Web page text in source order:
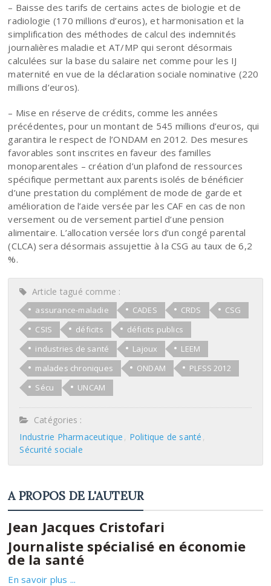
– Baisse des tarifs de certains actes de biologie et de
radiologie (170 millions d’euros), et harmonisation et la
simplification des méthodes de calcul des indemnités
journalières maladie et AT/MP qui seront désormais
calculées sur la base du salaire net comme pour les IJ
maternité en vue de la déclaration sociale nominative (220
millions d’euros).
– Mise en réserve de crédits, comme les années
précédentes, pour un montant de 545 millions d’euros, qui
garantira le respect de l’ONDAM en 2012. Des mesures
favorables sont inscrites en faveur des familles
monoparentales – création d’un plafond de ressources
spécifique permettant aux parents isolés de bénéficier
d’une prestation du complément de mode de garde et
amélioration de l’aide versée par les CAF en cas de non
versement ou de versement partiel d’une pension
alimentaire. L’allocation versée lors d’un congé parental
(CLCA) sera désormais assujettie à la CSG au taux de 6,2
%.
Article tagué comme :
assurance-maladie CADES CRDS
CSG
CSIS
déficits
déficits publics
industries de santé
Lajoux
LEEM
malades chroniques
ONDAM
PLFSS 2012
Sécu
UNCAM
Catégories :
Industrie Pharmaceutique
Politique de santé
Sécurité sociale
A PROPOS DE L'AUTEUR
Jean Jacques Cristofari
Journaliste spécialisé en économie
de la santé
En savoir plus ...